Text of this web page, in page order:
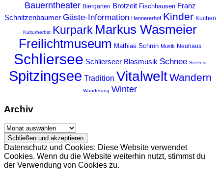
Bauerntheater Biergarten Brotzeit Fischhausen Franz
Schnitzenbaumer Gäste-Information Hennererhof Kinder Kuchen
Kulturherbst Kurpark Markus Wasmeier
Freilichtmuseum Mathias Schrön Musik Neuhaus
Schliersee Schlierseer Blasmusik Schnee Seefest
Spitzingsee Tradition VitalweltWandern
Wanderung Winter
Archiv
Archiv
Datenschutz und Cookies: Diese Website verwendet
Cookies. Wenn du die Website weiterhin nutzt, stimmst du
der Verwendung von Cookies zu.